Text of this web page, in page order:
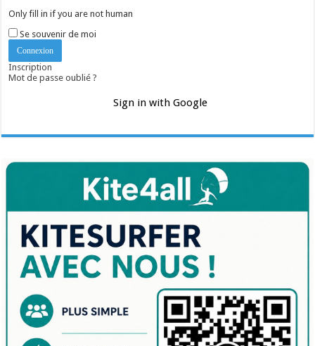
Only fill in if you are not human
Se souvenir de moi
Inscription
Mot de passe oublié ?
Sign in with Google